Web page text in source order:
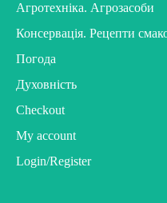
Агротехніка. Агрозасоби
Консервація. Рецепти
Погода
Духовність
Checkout
My account
Login/Register